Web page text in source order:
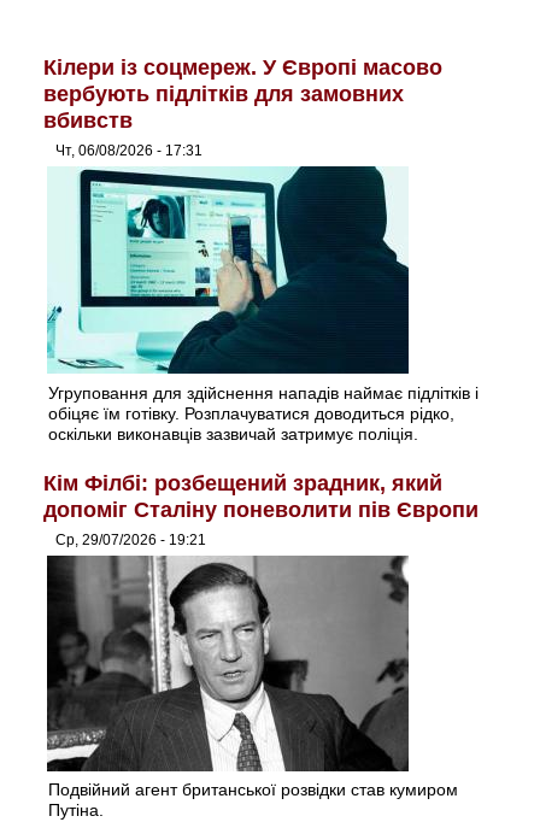
Кілери із соцмереж. У Європі масово
вербують підлітків для замовних
вбивств
Чт, 06/08/2026 - 17:31
Угруповання для здійснення нападів наймає підлітків і
обіцяє їм готівку. Розплачуватися доводиться рідко,
оскільки виконавців зазвичай затримує поліція.
Кім Філбі: розбещений зрадник, який
допоміг Сталіну поневолити пів Європи
Ср, 29/07/2026 - 19:21
Подвійний агент британської розвідки став кумиром
Путіна.